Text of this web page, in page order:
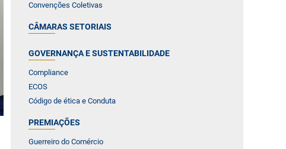
Convenções Coletivas
CÂMARAS SETORIAIS
GOVERNANÇA E SUSTENTABILIDADE
Compliance
ECOS
Código de ética e Conduta
PREMIAÇÕES
Guerreiro do Comércio